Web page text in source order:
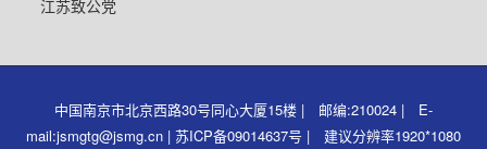
江苏致公党
中国南京市北京西路30号同心大厦15楼 | 邮编:210024 | E-
mail:jsmgtg@jsmg.cn | 苏ICP备09014637号 | 建议分辨率1920*1080